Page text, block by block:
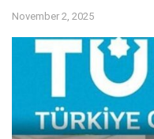
November 2, 2025